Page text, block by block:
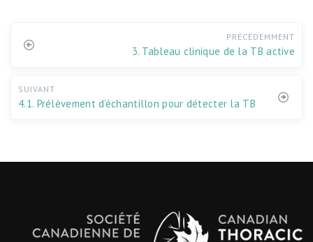
PRÉCÉDEMMENT
3. Tableau clinique de la TB active
SUIVANT
4.1. Prélèvement d’échantillon pour détecter la TB